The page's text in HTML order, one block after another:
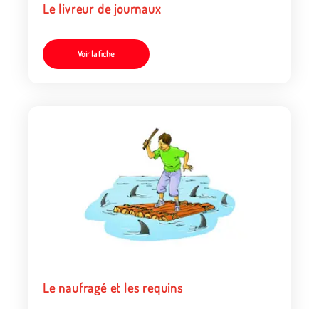
Le livreur de journaux
Voir la fiche
Le naufragé et les requins